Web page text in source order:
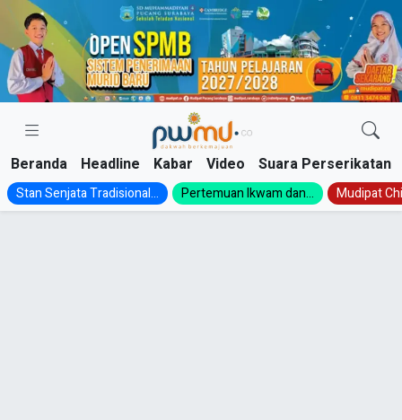
Skip
content
Beranda Headline Kabar Video Suara Perserikatan
Stan Senjata Tradisional... Pertemuan Ikwam dan... Mudipat